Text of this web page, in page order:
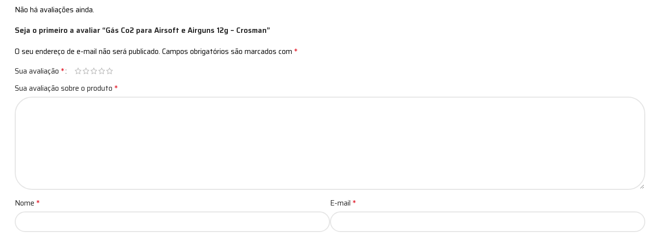
Não há avaliações ainda.
Seja o primeiro a avaliar “Gás Co2 para Airsoft e Airguns 12g – Crosman”
O seu endereço de e-mail não será publicado. Campos obrigatórios são marcados com *
Sua avaliação *
Sua avaliação sobre o produto *
Nome * E-mail *